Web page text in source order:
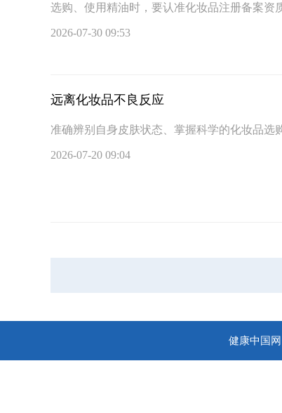
选购、使用精油时，要认准化妆品注册备案资
2026-07-30 09:53
远离化妆品不良反应
准确辨别自身皮肤状态、掌握科学的化妆品选
2026-07-20 09:04
健康中国网